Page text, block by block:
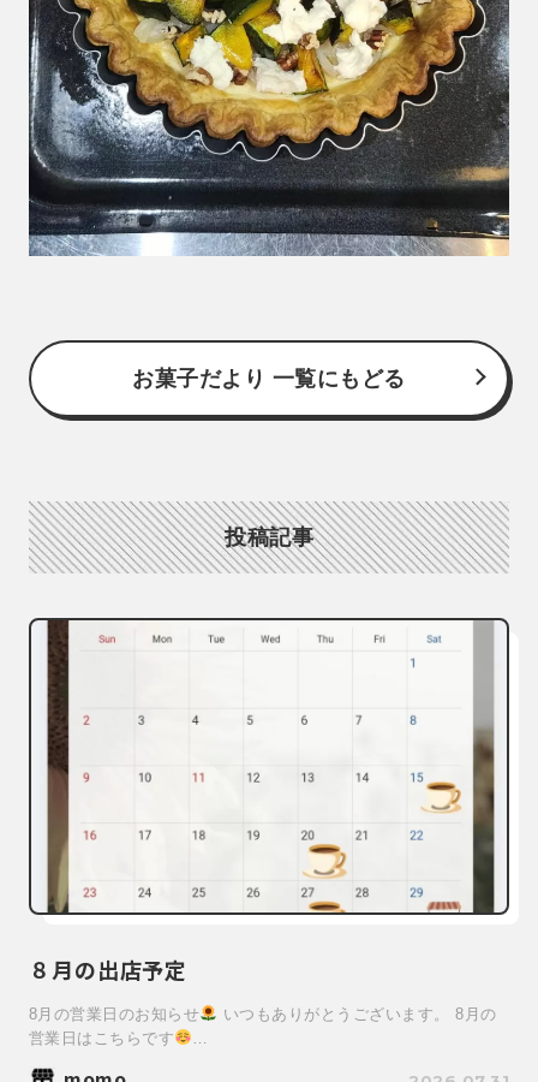
お菓子だより 一覧にもどる
投稿記事
８月の出店予定
8月の営業日のお知らせ
いつもありがとうございます。 8月の
営業日はこちらです